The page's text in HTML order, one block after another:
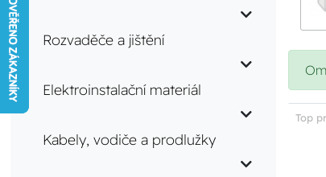
Rozvaděče a jištění
Elektroinstalační materiál
Kabely, vodiče a prodlužky
Top